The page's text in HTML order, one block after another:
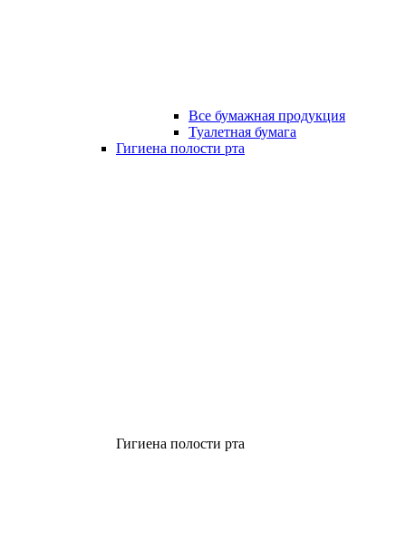
Все бумажная продукция
Туалетная бумага
Гигиена полости рта
Гигиена полости рта